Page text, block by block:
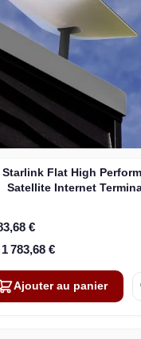
Starlink Flat High
Satellite Internet
€
1 783,68 €
Ajouter au panier